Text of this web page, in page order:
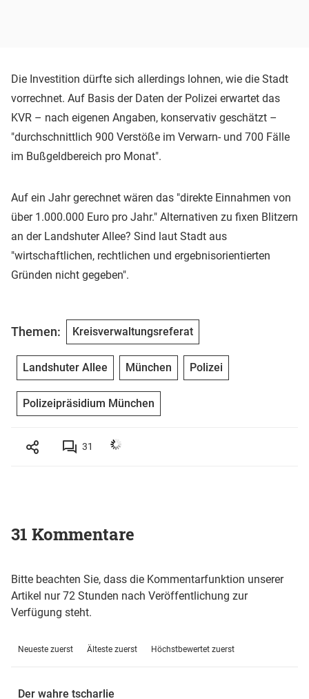
Die Investition dürfte sich allerdings lohnen, wie die Stadt
vorrechnet. Auf Basis der Daten der Polizei erwartet das
KVR – nach eigenen Angaben, konservativ geschätzt –
"durchschnittlich 900 Verstöße im Verwarn- und 700 Fälle
im Bußgeldbereich pro Monat".
Auf ein Jahr gerechnet wären das "direkte Einnahmen von
über 1.000.000 Euro pro Jahr." Alternativen zu fixen Blitzern
an der Landshuter Allee? Sind laut Stadt aus
"wirtschaftlichen, rechtlichen und ergebnisorientierten
Gründen nicht gegeben".
Themen: Kreisverwaltungsreferat
Landshuter Allee München Polizei
Polizeipräsidium München
31
31 Kommentare
Bitte beachten Sie, dass die Kommentarfunktion unserer
Artikel nur 72 Stunden nach Veröffentlichung zur
Verfügung steht.
Neueste zuerst Älteste zuerst Höchstbewertet zuerst
Der wahre tscharlie